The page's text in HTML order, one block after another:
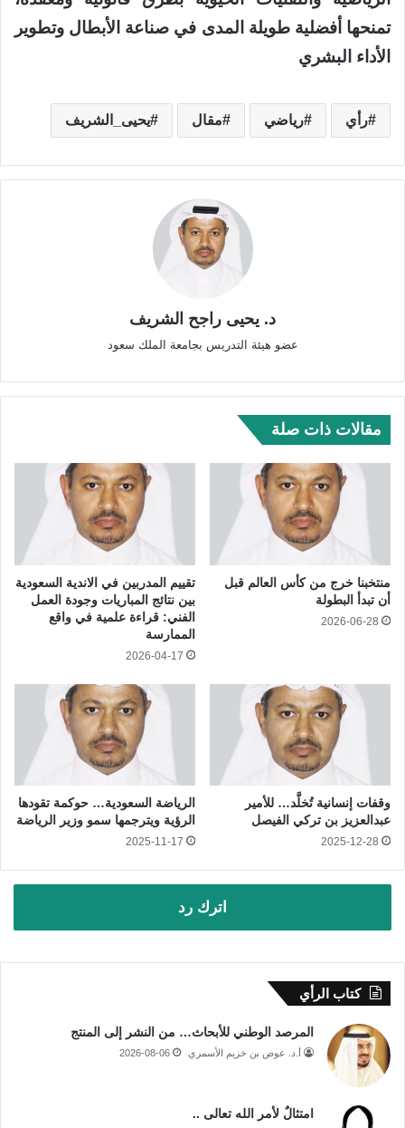
تمنحها أفضلية طويلة المدى في صناعة الأبطال وتطوير
الأداء البشري
رأي رياضي مقال يحيى_الشريف
د. يحيى راجح الشريف
عضو هيئة التدريس بجامعة الملك سعود
مقالات ذات صلة
منتخبنا خرج من كأس العالم قبل
أن تبدأ البطولة
2026-06-28
تقييم المدربين في الاندية السعودية
بين نتائج المباريات وجودة العمل
الفني: قراءة علمية في واقع
الممارسة
2026-04-17
وقفات إنسانية تُخلَّد… للأمير
عبدالعزيز بن تركي الفيصل
2025-12-28
الرياضة السعودية… حوكمة تقودها
الرؤية ويترجمها سمو وزير الرياضة
2025-11-17
اترك رد
كتاب الرأي
المرصد الوطني للأبحاث… من النشر إلى المنتج
أ.د. عوض بن خزيم الأسمري 2026-08-06
امتثالٌ لأمر الله تعالى ..